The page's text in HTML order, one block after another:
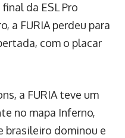
da ESL Pro
a FURIA perdeu para
com o placar
a FURIA teve um
no mapa Inferno,
brasileiro dominou e